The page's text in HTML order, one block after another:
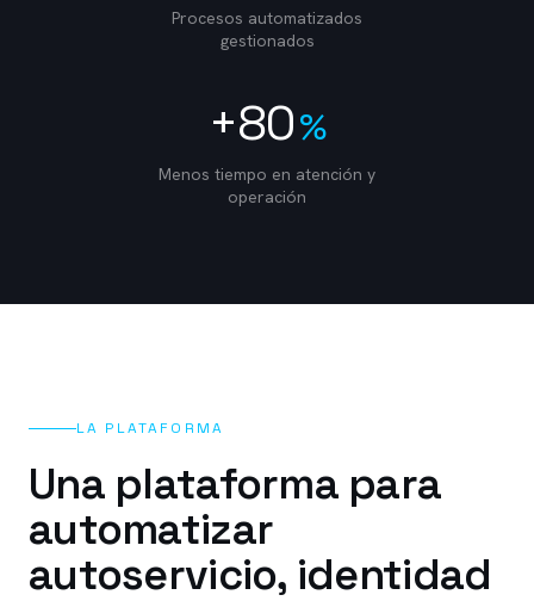
Procesos automatizados
gestionados
+80%
Menos tiempo en atención y
operación
LA PLATAFORMA
Una plataforma para
automatizar
autoservicio, identidad